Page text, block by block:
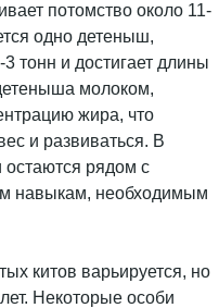
потомство около 11-
одно детеныш,
тонн и достигает длины
молоком,
жира, что
и развиваться. В
рядом с
навыкам, необходимым
китов варьируется, но
Некоторые особи